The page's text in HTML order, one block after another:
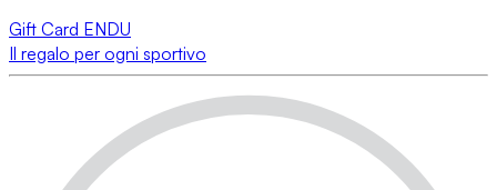
Gift Card ENDU
Il regalo per ogni sportivo